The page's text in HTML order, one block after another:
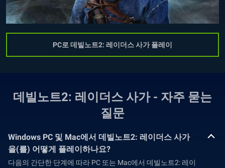
PC로 데빌노트2: 레이더스 사가 플레이
데빌노트2: 레이더스 사가 - 자주 묻는
질문
Windows PC 및 Mac에서 데빌노트2: 레이더스 사가
을(를) 어떻게 플레이하나요?
다음의 간단한 단계에 따라 PC 또는 Mac에서 데빌노트2: 레이